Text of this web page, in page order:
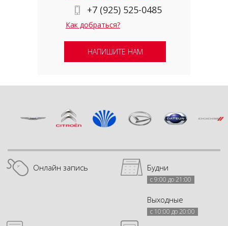
+7 (925) 525-0485
Как добраться?
НАПИШИТЕ НАМ
Онлайн запись Будни
с 9:00 до 21:00
Выходные
с 10:00 до 20:00